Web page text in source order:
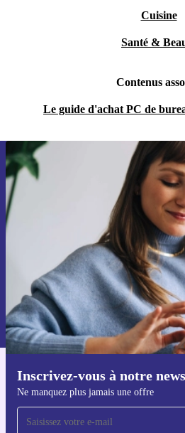
Cuisine
Santé &
Contenus
Le guide d'achat PC de
Inscrivez-vous à notre
Ne manquez plus jamais une offre
Recevoir offres et
par mail
Ne manquez plus
S'inscrire
Retrouvez les informations sur l'utilisation
dans notre
politique de confidentialité.
Téléchargez
Pour iOS et Android